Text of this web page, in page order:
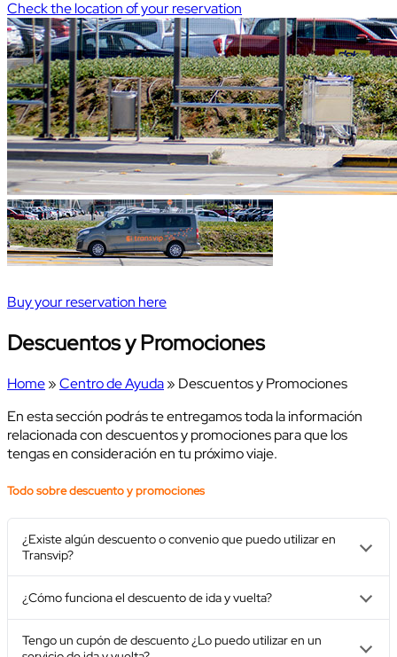
Check the location of your reservation
Buy your reservation here
Descuentos y Promociones
Home»Centro de Ayuda» Descuentos y Promociones
En esta sección podrás te entregamos toda la información
relacionada con descuentos y promociones para que los
tengas en consideración en tu próximo viaje.
Todo sobre descuento y promociones
¿Existe algún descuento o convenio que puedo utilizar en
Transvip?
¿Cómo funciona el descuento de ida y vuelta?
Tengo un cupón de descuento ¿Lo puedo utilizar en un